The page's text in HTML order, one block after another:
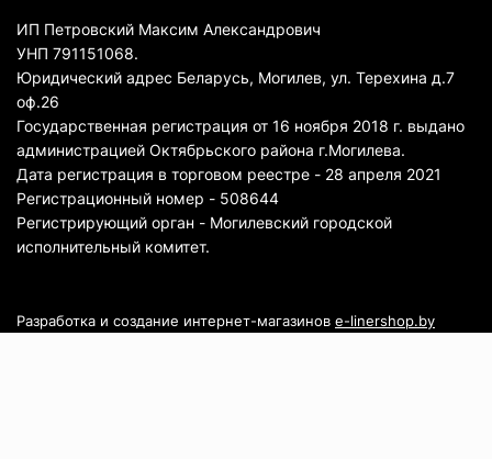
ИП Петровский Максим Александрович
УНП 791151068.
Юридический адрес Беларусь, Могилев, ул. Терехина д.7
оф.26
Государственная регистрация от 16 ноября 2018 г. выдано
администрацией Октябрьского района г.Могилева.
Дата регистрация в торговом реестре - 28 апреля 2021
Регистрационный номер - 508644
Регистрирующий орган - Могилевский городской
исполнительный комитет.
Разработка и создание интернет-магазинов e-linershop.by